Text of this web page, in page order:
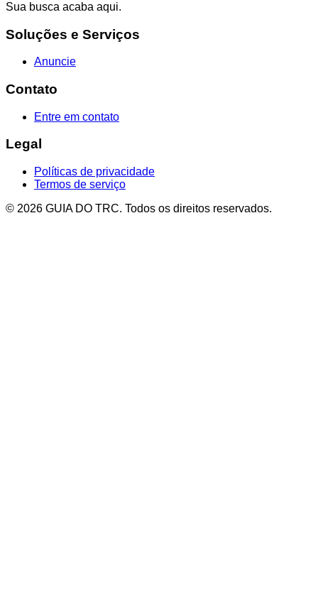
Sua busca acaba aqui.
Soluções e Serviços
Anuncie
Contato
Entre em contato
Legal
Políticas de privacidade
Termos de serviço
© 2026 GUIA DO TRC. Todos os direitos reservados.